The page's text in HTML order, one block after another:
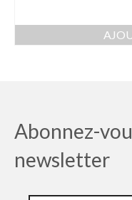
Abonnez-
newsletter